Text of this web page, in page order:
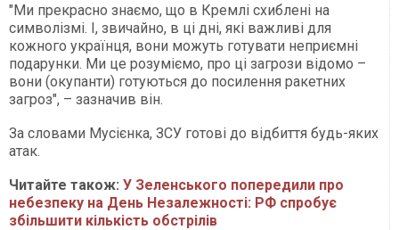
"Ми прекрасно знаємо, що в Кремлі схиблені на
символізмі. І, звичайно, в ці дні, які важливі для
кожного українця, вони можуть готувати неприємні
подарунки. Ми це розуміємо, про ці загрози відомо –
вони (окупанти) готуються до посилення ракетних
загроз", – зазначив він.
За словами Мусієнка, ЗСУ готові до відбиття будь-яких
атак.
Читайте також: У Зеленського попередили про
небезпеку на День Незалежності: РФ спробує
збільшити кількість обстрілів